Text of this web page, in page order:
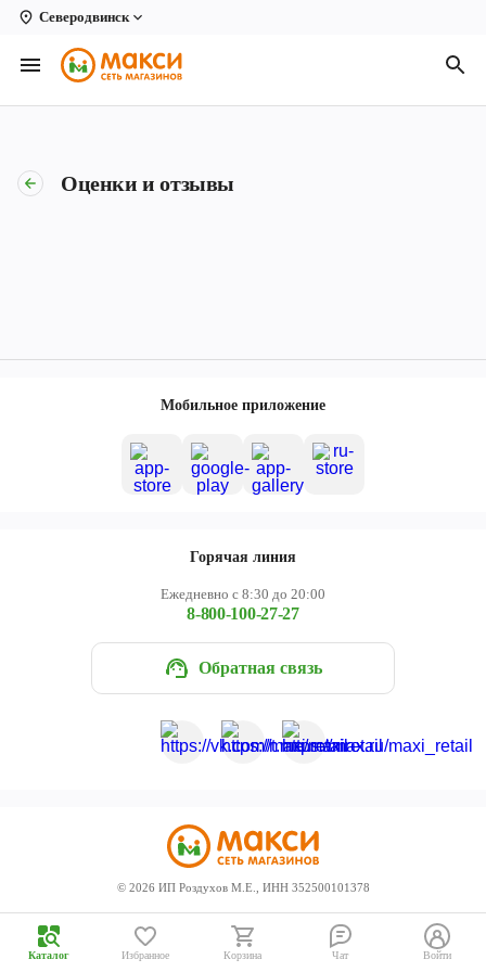
Северодвинск
Вологда
Архангельск
Киров
Новодвинск
Оценки и отзывы
Мобильное приложение
Горячая линия
Ежедневно с 8:30 до 20:00
8-800-100-27-27
Обратная связь
© 2026 ИП Роздухов М.Е., ИНН 352500101378
Каталог Избранное Корзина Чат Войти